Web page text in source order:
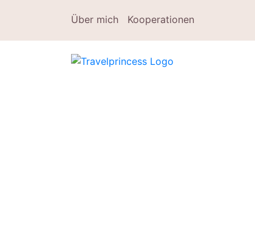
Über mich Kooperationen